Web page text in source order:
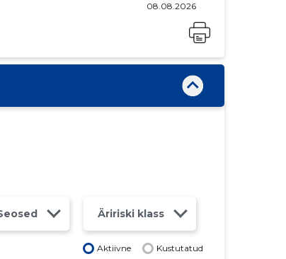
08.08.2026
Äririski klass
Aktiivne Kustutatud